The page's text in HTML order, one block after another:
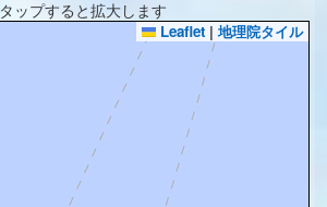
タップすると拡大します
Leaflet | 地理院タイル